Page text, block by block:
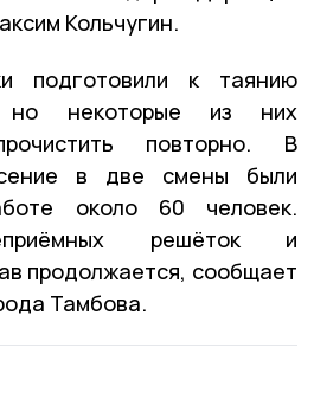
Кольчугин.
подготовили к таянию
но некоторые из них
повторно. В
в две смены были
около 60 человек.
решёток и
продолжается, сообщает
Тамбова.